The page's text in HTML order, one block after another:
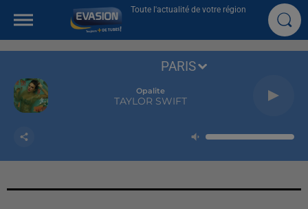
Toute l'actualité de votre région
Opalite
TAYLOR SWIFT
PARIS